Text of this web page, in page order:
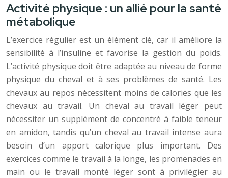
Activité physique : un allié pour la santé
métabolique
L’exercice régulier est un élément clé, car il améliore la
sensibilité à l’insuline et favorise la gestion du poids.
L’activité physique doit être adaptée au niveau de forme
physique du cheval et à ses problèmes de santé. Les
chevaux au repos nécessitent moins de calories que les
chevaux au travail. Un cheval au travail léger peut
nécessiter un supplément de concentré à faible teneur
en amidon, tandis qu’un cheval au travail intense aura
besoin d’un apport calorique plus important. Des
exercices comme le travail à la longe, les promenades en
main ou le travail monté léger sont à privilégier au